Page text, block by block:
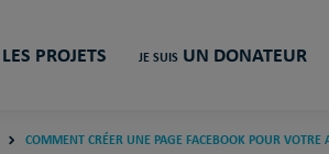
LES PROJETS JE SUIS UN DONATEUR
COMMENT CRÉER UNE PAGE FACEBOOK POUR VOTRE